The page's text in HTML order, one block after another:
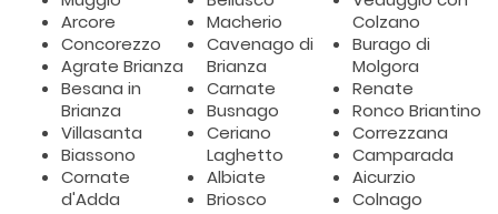
Arcore
Concorezzo
Agrate Brianza
Besana in
Brianza
Villasanta
Biassono
Cornate
d'Adda
Macherio
Cavenago di
Brianza
Carnate
Busnago
Ceriano
Laghetto
Albiate
Briosco
Colzano
Burago di
Molgora
Renate
Ronco Briantino
Correzzana
Camparada
Aicurzio
Colnago